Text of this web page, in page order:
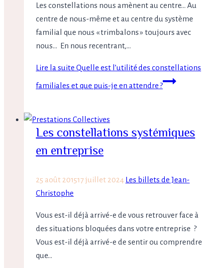
Les constellations nous amènent au centre… Au
centre de nous-même et au centre du système
familial que nous « trimbalons » toujours avec
nous… En nous recentrant,…
Lire la suite Quelle est l’utilité des constellations
familiales et que puis-je en attendre ?
Les constellations systémiques
en entreprise
25 août 201517 juillet 2024 Les billets de Jean-
Christophe
Vous est-il déjà arrivé-e de vous retrouver face à
des situations bloquées dans votre entreprise ?
Vous est-il déjà arrivé-e de sentir ou comprendre
que…